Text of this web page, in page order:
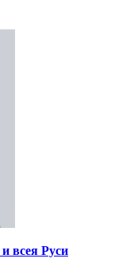
и всея Руси